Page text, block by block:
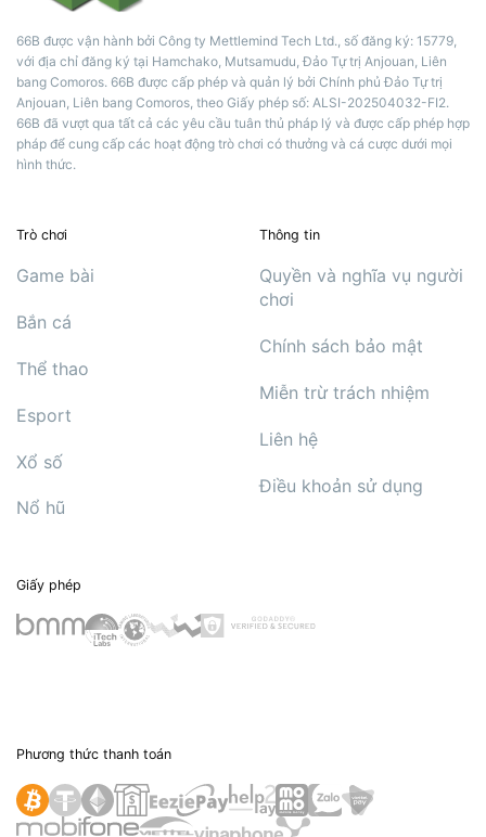
66B được vận hành bởi Công ty Mettlemind Tech Ltd., số đăng ký: 15779,
với địa chỉ đăng ký tại Hamchako, Mutsamudu, Đảo Tự trị Anjouan, Liên
bang Comoros. 66B được cấp phép và quản lý bởi Chính phủ Đảo Tự trị
Anjouan, Liên bang Comoros, theo Giấy phép số: ALSI-202504032-FI2.
66B đã vượt qua tất cả các yêu cầu tuân thủ pháp lý và được cấp phép hợp
pháp để cung cấp các hoạt động trò chơi có thưởng và cá cược dưới mọi
hình thức.
Trò chơi
Game bài
Bắn cá
Thể thao
Esport
Xổ số
Nổ hũ
Thông tin
Quyền và nghĩa vụ người
chơi
Chính sách bảo mật
Miễn trừ trách nhiệm
Liên hệ
Điều khoản sử dụng
Giấy phép
Phương thức thanh toán